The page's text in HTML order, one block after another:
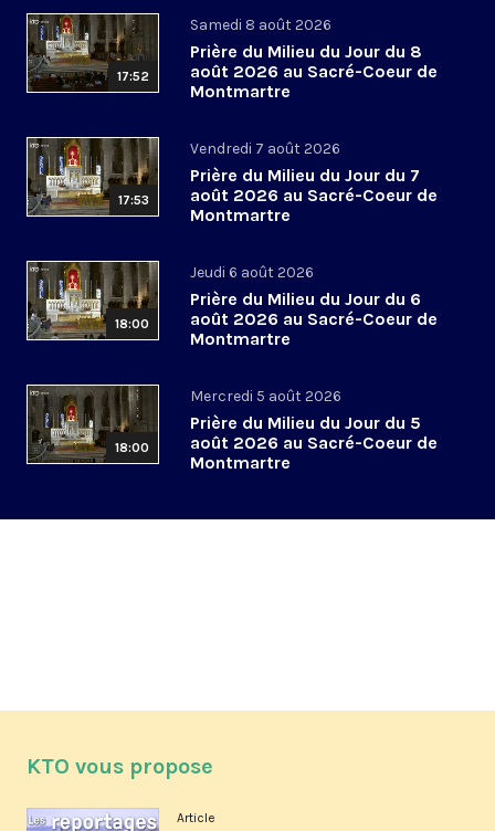
17:52
Samedi 8 août 2026
Prière du Milieu du Jour du 8
août 2026 au Sacré-Coeur de
Montmartre
17:53
Vendredi 7 août 2026
Prière du Milieu du Jour du 7
août 2026 au Sacré-Coeur de
Montmartre
18:00
Jeudi 6 août 2026
Prière du Milieu du Jour du 6
août 2026 au Sacré-Coeur de
Montmartre
18:00
Mercredi 5 août 2026
Prière du Milieu du Jour du 5
août 2026 au Sacré-Coeur de
Montmartre
KTO vous propose
Article